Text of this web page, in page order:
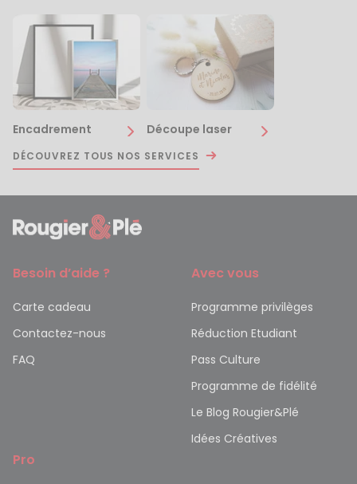
Encadrement Découpe laser
DÉCOUVREZ TOUS NOS SERVICES
Besoin d’aide ?
Carte cadeau
Contactez-nous
FAQ
Avec vous
Programme privilèges
Réduction Etudiant
Pass Culture
Programme de fidélité
Le Blog Rougier&Plé
Idées Créatives
Pro